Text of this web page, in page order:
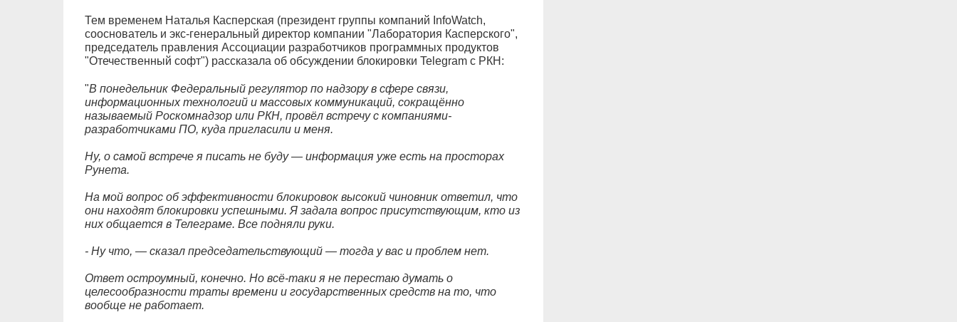
Тем временем Наталья Касперская (президент группы компаний InfoWatch,
сооснователь и экс-генеральный директор компании "Лаборатория Касперского",
председатель правления Ассоциации разработчиков программных продуктов
"Отечественный софт") рассказала об обсуждении блокировки Telegram с РКН:
"В понедельник Федеральный регулятор по надзору в сфере связи,
информационных технологий и массовых коммуникаций, сокращённо
называемый Роскомнадзор или РКН, провёл встречу с компаниями-
разработчиками ПО, куда пригласили и меня.
Ну, о самой встрече я писать не буду — информация уже есть на просторах
Рунета.
На мой вопрос об эффективности блокировок высокий чиновник ответил, что
они находят блокировки успешными. Я задала вопрос присутствующим, кто из
них общается в Телеграме. Все подняли руки.
- Ну что, — сказал председательствующий — тогда у вас и проблем нет.
Ответ остроумный, конечно. Но всё-таки я не перестаю думать о
целесообразности траты времени и государственных средств на то, что
вообще не работает.